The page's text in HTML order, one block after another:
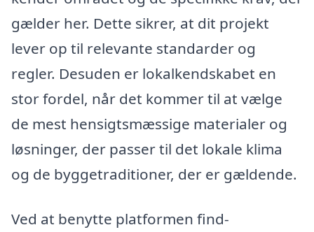
gælder her. Dette sikrer, at dit projekt
lever op til relevante standarder og
regler. Desuden er lokalkendskabet en
stor fordel, når det kommer til at vælge
de mest hensigtsmæssige materialer og
løsninger, der passer til det lokale klima
og de byggetraditioner, der er gældende.
Ved at benytte platformen find-